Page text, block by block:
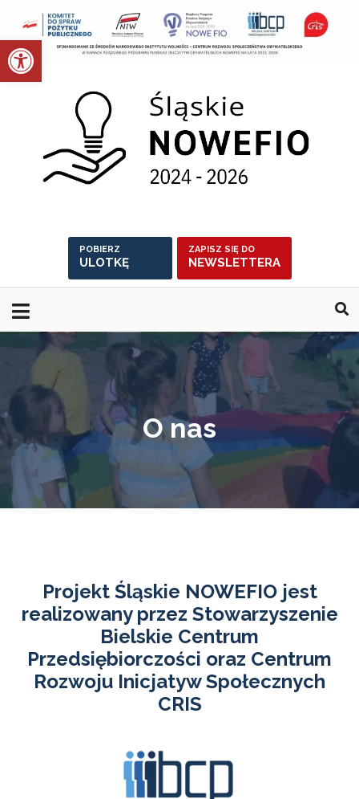
Otwórz pasek narzędzi
content
POBIERZ
ULOTKĘ
ZAPISZ SIĘ DO
NEWSLETTERA
O nas
Projekt Śląskie NOWEFIO jest
realizowany przez Stowarzyszenie
Bielskie Centrum
Przedsiębiorczości oraz Centrum
Rozwoju Inicjatyw Społecznych
CRIS